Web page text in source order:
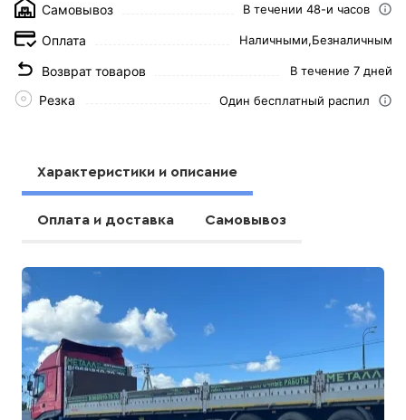
Самовывоз В течении 48-и часов
Оплата Наличными,Безналичным
Возврат товаров В течение 7 дней
Резка Один бесплатный распил
Характеристики и описание
Оплата и доставка Самовывоз